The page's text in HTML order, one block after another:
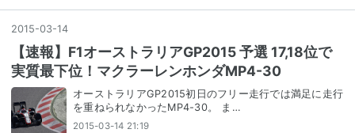
2015-03-14
【速報】F1オーストラリアGP2015 予選 17,18位で
実質最下位！マクラーレンホンダMP4-30
オーストラリアGP2015初日のフリー走行では満足に走行
を重ねられなかったMP4-30。 ま…
2015-03-14 21:19